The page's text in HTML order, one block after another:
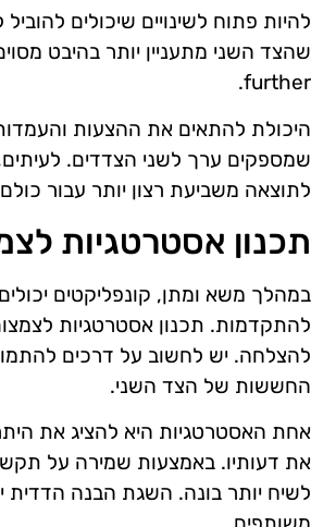
להיות פתוח לשינויים שיכולים
שהצד השני מתעניין יותר בהיבט
further.
היכולת להתאים את ההצעות והעמדות
שמספקים ערך לשני הצדדים.
לתוצאה משביעת רצון יותר עבור
תכנון אסטרטגיות
במהלך משא ומתן, קונפליקטים
להתקדמות. תכנון אסטרטגיות
להצלחה. יש לחשוב על דרכים
החששות של הצד השני.
אחת האסטרטגיות היא להציג את
את דעותיו. באמצעות שמירה על
לשיח יותר בונה. השגת הבנה הדדית